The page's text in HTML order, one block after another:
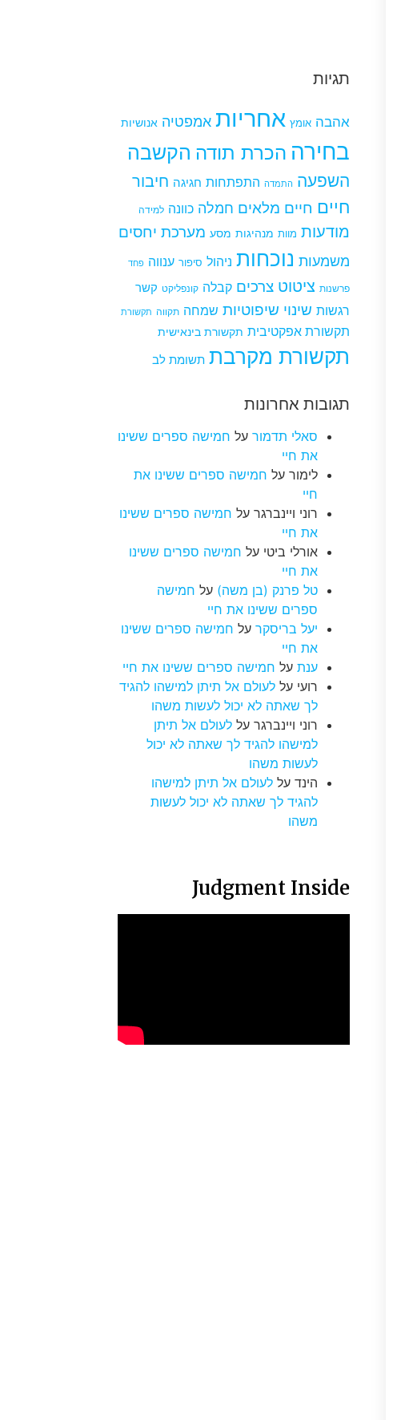
תגיות
אהבה אומץ אחריות אמפטיה אנושיות
בחירה הכרת תודה הקשבה
השפעה התמדה התפתחות חגיגה חיבור
חיים חיים מלאים חמלה כוונה למידה
מודעות מוות מנהיגות מסע מערכת יחסים
משמעות נוכחות ניהול סיפור ענווה פחד
פרשנות ציטוט צרכים קבלה קונפליקט קשר
רגשות שינוי שיפוטיות שמחה תקווה תקשורת
תקשורת אפקטיבית תקשורת בינאישית
תקשורת מקרבת תשומת לב
תגובות אחרונות
סאלי תדמורעל חמישה ספרים ששינו
את חיי
לימורעל חמישה ספרים ששינו את
חיי
רוני ויינברגרעל חמישה ספרים ששינו
את חיי
אורלי ביטי על חמישה ספרים ששינו
את חיי
טל פרנק (בן משה) על חמישה
ספרים ששינו את חיי
יעל בריסקרעל חמישה ספרים ששינו
את חיי
ענתעל חמישה ספרים ששינו את חיי
רועי על לעולם אל תיתן למישהו להגיד
לך שאתה לא יכול לעשות משהו
רוני ויינברגרעל לעולם אל תיתן
למישהו להגיד לך שאתה לא יכול
לעשות משהו
הינדעל לעולם אל תיתן למישהו
להגיד לך שאתה לא יכול לעשות
משהו
Judgment Inside